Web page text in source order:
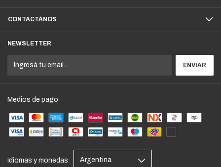
CONTACTÁNOS
NEWSLETTER
Medios de pago
Idiomas y monedas